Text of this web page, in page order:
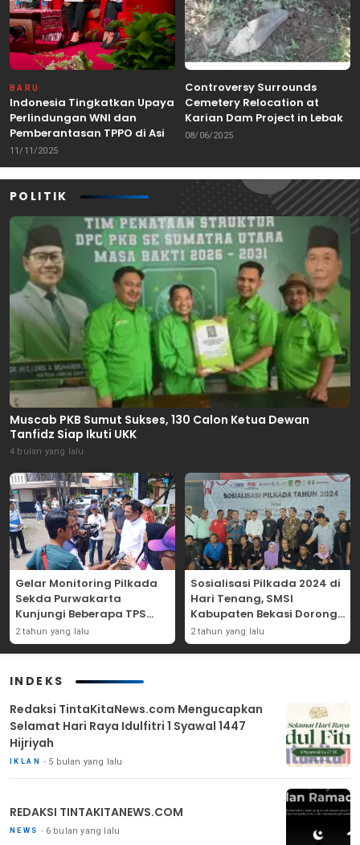
BARU
Indonesia Tingkatkan Upaya
Perlindungan WNI dan
Pemberantasan TPPO di Asia
Tenggara
11/11/2025
Controversy Surrounds
Cemetery Relocation at
Karian Dam Project in Lebak,
Banten
08/06/2025
POLITIK
Muscab PKB Sumut Sukses, 130 Calon Ketua Dewan
Tanfidz Siap Ikuti UKK
4 bulan yang lalu
Gelar Monitoring Pilkada
Sekda Purwakarta
Kunjungi Beberapa TPS
Yang Ada Di Purwakarta
2 tahun yang lalu
Sosialisasi Pilkada 2024 di
Hari Tenang, SMSI
Kabupaten Bekasi Dorong
Angka Partisipasi
Masyarakat
2 tahun yang lalu
INDEKS
Redaksi TintaKitaNews.com Mengucapkan
Selamat Hari Raya Idulfitri 1 Syawal 1447
Hijriyah
IKLAN 5 bulan yang lalu
REDAKSI TINTAKITANEWS.COM
NEWS 6 bulan yang lalu